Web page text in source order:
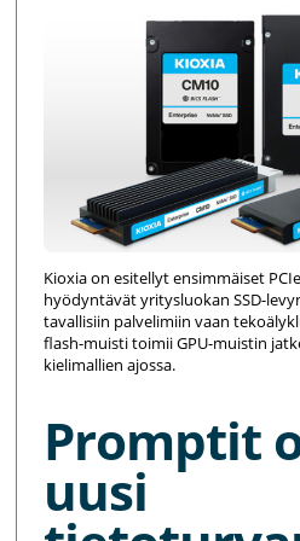
Kioxia on esitellyt ensimmäiset
hyödyntävät yritysluokan SSD-
tavallisiin palvelimiin vaan
flash-muisti toimii GPU-muistin
kielimallien ajossa.
Promptit
uusi